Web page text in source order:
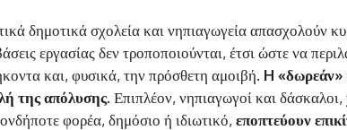
δημοτικά σχολεία και νηπιαγωγεία απασχολούν
εργασίας δεν τροποποιούνται, έτσι ώστε να
και, φυσικά, την πρόσθετη αμοιβή. H «δωρεάν»
της απόλυσης. Επιπλέον, νηπιαγωγοί και
φορέα, δημόσιο ή ιδιωτικό, εποπτεύουν